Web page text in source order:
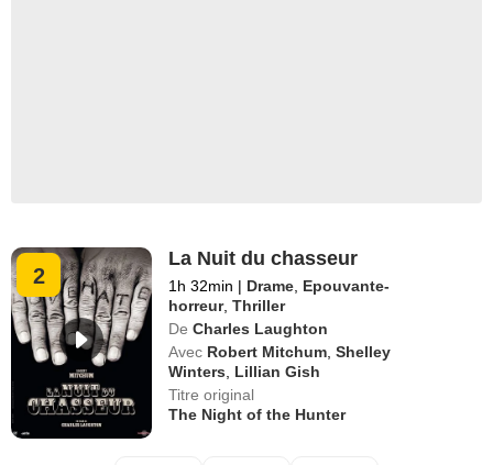
2
La Nuit du chasseur
1h 32min | Drame Epouvante-
horreur,Thriller
De Charles Laughton
Avec Robert Mitchum ,Shelley
Winters
Lillian Gish
Titre original
The Night of the Hunter